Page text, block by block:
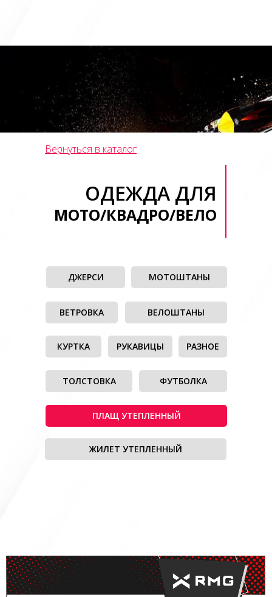
ОДЕЖДА ДЛЯ
МОТО/КВАДРО/ВЕЛО
Вернуться в каталог
ДЖЕРСИ МОТОШТАНЫ
ВЕЛОШТАНЫ
ТОЛСТОВКА
ВЕТРОВКА
КУРТКА РУКАВИЦЫ
ФУТБОЛКА
ПЛАЩ УТЕПЛЕННЫЙ
ЖИЛЕТ УТЕПЛЕННЫЙ
РАЗНОЕ